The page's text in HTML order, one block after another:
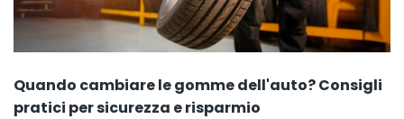
Quando cambiare le gomme dell'auto? Consigli
pratici per sicurezza e risparmio